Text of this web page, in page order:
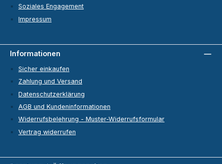
Soziales Engagement
Impressum
Informationen
Sicher einkaufen
Zahlung und Versand
Datenschutzerklärung
AGB und Kundeninformationen
Widerrufsbelehrung - Muster-Widerrufsformular
Vertrag widerrufen